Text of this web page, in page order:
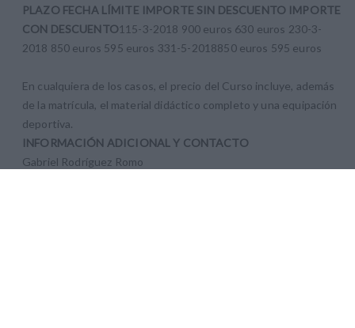
PLAZO FECHA LÍMITE IMPORTE SIN DESCUENTO IMPORTE
CON DESCUENTO115-3-2018 900 euros 630 euros 230-3-
2018 850 euros 595 euros 331-5-2018850 euros 595 euros
En cualquiera de los casos, el precio del Curso incluye, además
de la matrícula, el material didáctico completo y una equipación
deportiva.
INFORMACIÓN ADICIONAL Y CONTACTO
Gabriel Rodríguez Romo